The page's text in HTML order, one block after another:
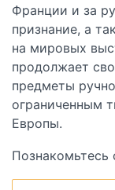
Франции и за
признание, а
на мировых
продолжает
предметы
ограниченным
Европы.
Познакомьтесь